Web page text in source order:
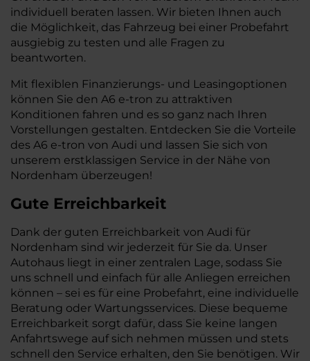
individuell beraten lassen. Wir bieten Ihnen auch
die Möglichkeit, das Fahrzeug bei einer Probefahrt
ausgiebig zu testen und alle Fragen zu
beantworten.
Mit flexiblen Finanzierungs- und Leasingoptionen
können Sie den A6 e-tron zu attraktiven
Konditionen fahren und es so ganz nach Ihren
Vorstellungen gestalten. Entdecken Sie die Vorteile
des A6 e-tron von Audi und lassen Sie sich von
unserem erstklassigen Service in der Nähe von
Nordenham überzeugen!
Gute Erreichbarkeit
Dank der guten Erreichbarkeit von Audi für
Nordenham sind wir jederzeit für Sie da. Unser
Autohaus liegt in einer zentralen Lage, sodass Sie
uns schnell und einfach für alle Anliegen erreichen
können – sei es für eine Probefahrt, eine individuelle
Beratung oder Wartungsservices. Diese bequeme
Erreichbarkeit sorgt dafür, dass Sie keine langen
Anfahrtswege auf sich nehmen müssen und stets
schnell den Service erhalten, den Sie benötigen. Wir